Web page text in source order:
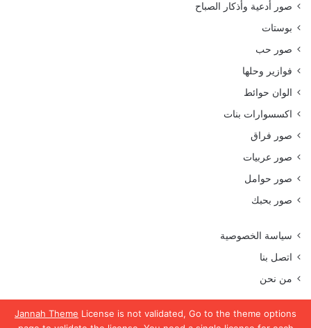
Jannah Theme License is not validated, Go to the theme options
صور أدعية وأذكار الصباح
بوستات
صور حب
فوازير وحلها
الوان حوائط
اكسسوارات بنات
صور فراق
صور عربيات
صور حوامل
صور بحبك
سياسة الخصوصية
اتصل بنا
من نحن